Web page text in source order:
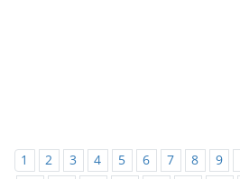
1 2 3 4 5 6 7 8 9